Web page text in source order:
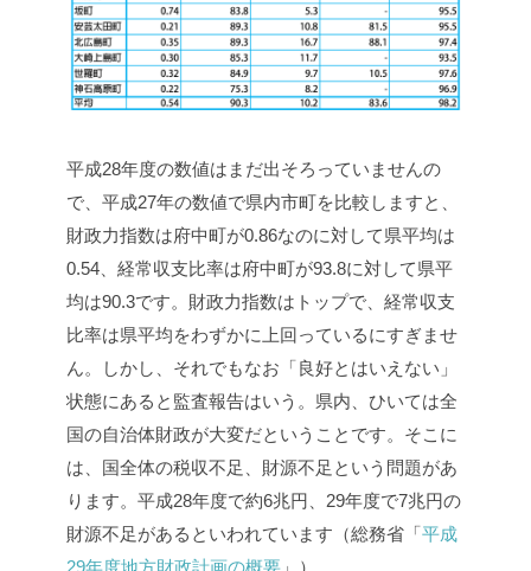
平成28年度の数値はまだ出そろっていませんの
で、平成27年の数値で県内市町を比較しますと、
財政力指数は府中町が0.86なのに対して県平均は
0.54、経常収支比率は府中町が93.8に対して県平
均は90.3です。財政力指数はトップで、経常収支
比率は県平均をわずかに上回っているにすぎませ
ん。しかし、それでもなお「良好とはいえない」
状態にあると監査報告はいう。県内、ひいては全
国の自治体財政が大変だということです。そこに
は、国全体の税収不足、財源不足という問題があ
ります。平成28年度で約6兆円、29年度で7兆円の
財源不足があるといわれています（総務省「平成
29年度地方財政計画の概要 」）。